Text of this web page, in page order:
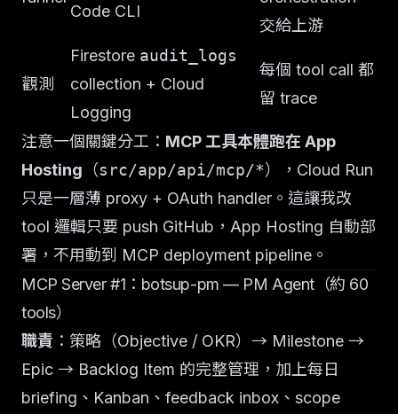
Code CLI
交給上游
觀測
Firestore audit_logs
collection + Cloud
Logging
每個 tool call 都
留 trace
注意一個關鍵分工： MCP 工具本體跑在 App
Hosting （src/app/api/mcp/*），Cloud Run
只是一層薄 proxy + OAuth handler。這讓我改
tool 邏輯只要 push GitHub，App Hosting 自動部
署，不用動到 MCP deployment pipeline。
MCP Server #1：botsup-pm — PM Agent（約 60
tools）
職責 ：策略（Objective / OKR）→ Milestone →
Epic → Backlog Item 的完整管理，加上每日
briefing、Kanban、feedback inbox、scope